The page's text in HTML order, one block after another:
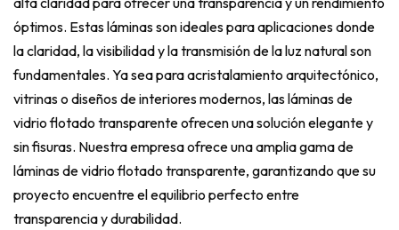
óptimos. Estas láminas son ideales para aplicaciones donde
la claridad, la visibilidad y la transmisión de la luz natural son
fundamentales. Ya sea para acristalamiento arquitectónico,
vitrinas o diseños de interiores modernos, las láminas de
vidrio flotado transparente ofrecen una solución elegante y
sin fisuras. Nuestra empresa ofrece una amplia gama de
láminas de vidrio flotado transparente, garantizando que su
proyecto encuentre el equilibrio perfecto entre
transparencia y durabilidad.